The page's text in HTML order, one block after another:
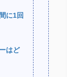
に1回
はど